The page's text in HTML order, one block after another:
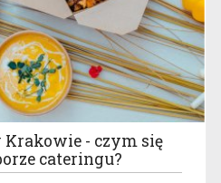
Krakowie - czym się
cateringu?